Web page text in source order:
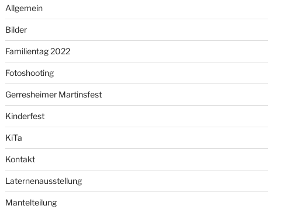
Allgemein
Bilder
Familientag 2022
Fotoshooting
Gerresheimer Martinsfest
Kinderfest
KiTa
Kontakt
Laternenausstellung
Mantelteilung